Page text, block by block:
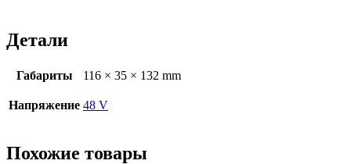
Детали
Габариты 116 × 35 × 132 mm
Напряжение 48 V
Похожие товары